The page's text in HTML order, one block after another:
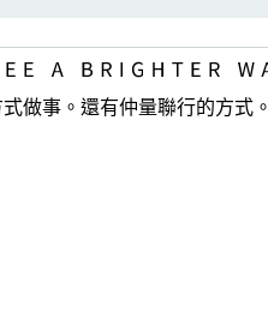
做事。還有仲量聯行的方式